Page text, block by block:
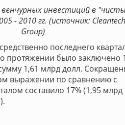
венчурных инвестиций в
- 2010 гг. (источник: Cleantech
Group)
последнего
протяжении было заключено
1,61 млрд долл.
выражении по сравнению с
составило 17% (1,95 млрд